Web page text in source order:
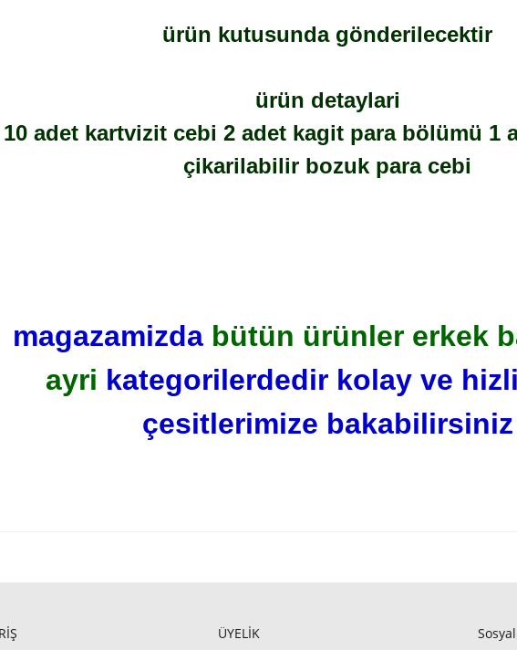
ürün kutusunda gönderilecektir
ürün detaylari
10 adet kartvizit cebi 2 adet kagit para bölümü 1
çikarilabilir bozuk para cebi
magazamizdabütün ürünler erkek
ayri kategorilerdedir kolay ve
çesitlerimize bakabilirsiniz
ÜYELİK